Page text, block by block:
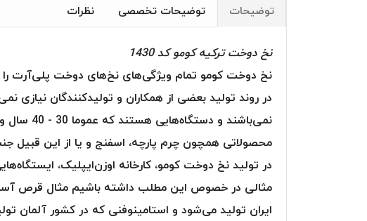
توضیحات توضیحات تخصصی نظرات
نخ دوخت ترکیه کومو کد 1430
نخ دوخت کومو تمام ویژگی‌های نخ‌های دوخت پلی‌آرت را
در روند تولید بعضی از همکاران و تولید‌کنندگان نیازی
محصولاتی همچون چرم پارچه، اسفنج و یا از این قبیل
در تولید نخ دوخت کومو، کارخانه اوزن‌ایپلیک،
مثالی در خصوص این مطلب داشته باشیم مثال قرص
ایران تولید می‌شود و استامینوفنی که در کشور آلمان